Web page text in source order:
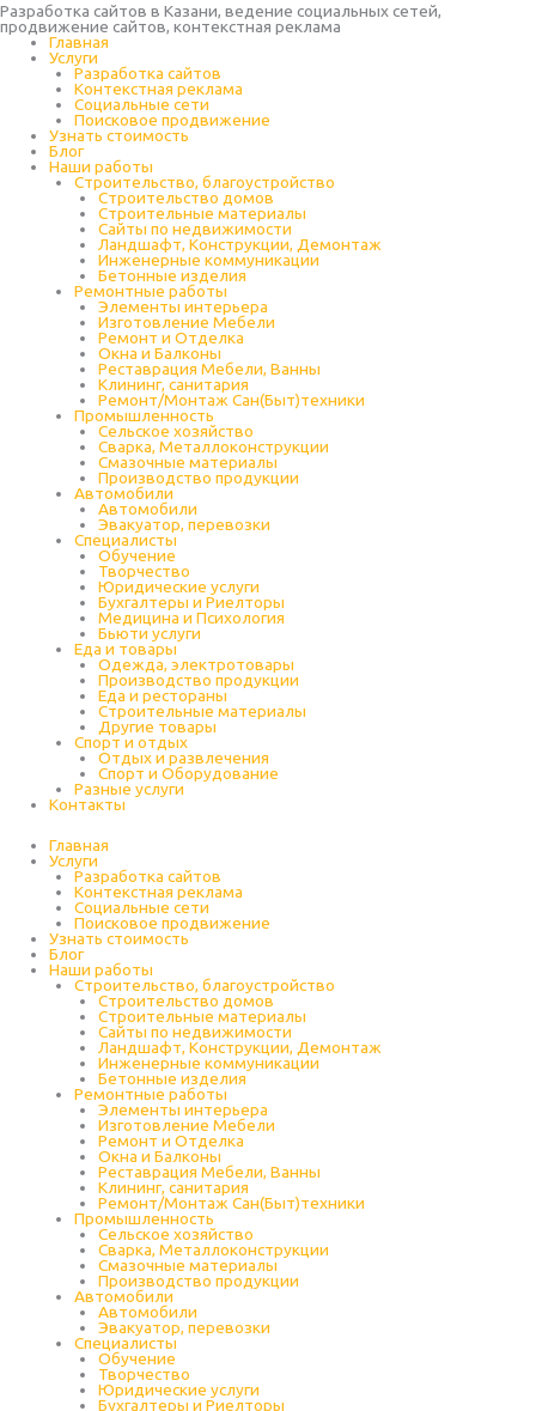
Разработка сайтов в Казани, ведение социальных сетей,
продвижение сайтов, контекстная реклама
Главная
Услуги
Разработка сайтов
Контекстная реклама
Социальные сети
Поисковое продвижение
Узнать стоимость
Блог
Наши работы
Строительство, благоустройство
Строительство домов
Строительные материалы
Сайты по недвижимости
Ландшафт, Конструкции, Демонтаж
Инженерные коммуникации
Бетонные изделия
Ремонтные работы
Элементы интерьера
Изготовление Мебели
Ремонт и Отделка
Окна и Балконы
Реставрация Мебели, Ванны
Клининг, санитария
Ремонт/Монтаж Сан(Быт)техники
Промышленность
Cельское хозяйство
Сварка, Металлоконструкции
Cмазочные материалы
Производство продукции
Автомобили
Автомобили
Эвакуатор, перевозки
Специалисты
Обучение
Творчество
Юридические услуги
Бухгалтеры и Риелторы
Медицина и Психология
Бьюти услуги
Еда и товары
Одежда, электротовары
Производство продукции
Еда и рестораны
Строительные материалы
Другие товары
Спорт и отдых
Отдых и развлечения
Спорт и Оборудование
Разные услуги
Контакты
Главная
Услуги
Разработка сайтов
Контекстная реклама
Социальные сети
Поисковое продвижение
Узнать стоимость
Блог
Наши работы
Строительство, благоустройство
Строительство домов
Строительные материалы
Сайты по недвижимости
Ландшафт, Конструкции, Демонтаж
Инженерные коммуникации
Бетонные изделия
Ремонтные работы
Элементы интерьера
Изготовление Мебели
Ремонт и Отделка
Окна и Балконы
Реставрация Мебели, Ванны
Клининг, санитария
Ремонт/Монтаж Сан(Быт)техники
Промышленность
Cельское хозяйство
Сварка, Металлоконструкции
Cмазочные материалы
Производство продукции
Автомобили
Автомобили
Эвакуатор, перевозки
Специалисты
Обучение
Творчество
Юридические услуги
Бухгалтеры и Риелторы